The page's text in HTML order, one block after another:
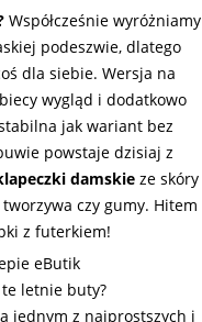
Współcześnie wyróżniamy
podeszwie, dlatego
dla siebie. Wersja na
wygląd i dodatkowo
jak wariant bez
powstaje dzisiaj z
damskie ze skóry
czy gumy. Hitem
z futerkiem!
eButik
te letnie buty?
jednym z najprostszych i